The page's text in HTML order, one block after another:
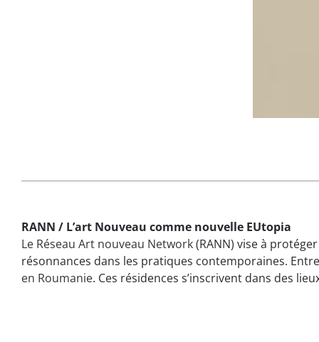
RANN / L’art Nouveau comme nouvelle EUtopia
Le Réseau Art nouveau Network(RANN) vise à
résonnances dans les pratiques contemporaines.
en Roumanie. Ces résidences s’inscrivent dans des